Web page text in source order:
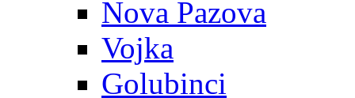
Nova Pazova
Vojka
Golubinci